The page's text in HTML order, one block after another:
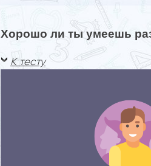
Хорошо ли ты умеешь
К тесту